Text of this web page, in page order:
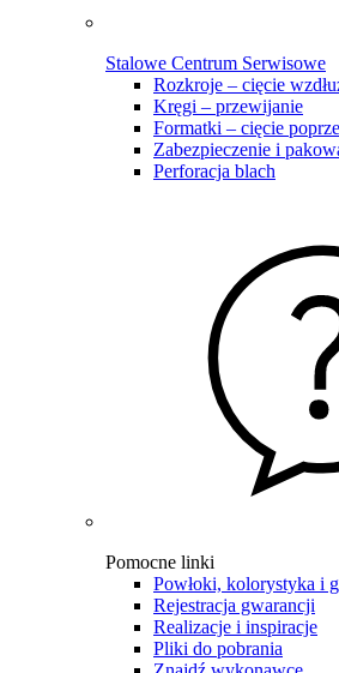
Stalowe Centrum Serwisowe
Rozkroje – cięcie
Kręgi – przewijanie
Formatki – cięcie
Zabezpieczenie i
Perforacja blach
Pomocne linki
Powłoki, kolorystyka i
Rejestracja gwarancji
Realizacje i inspiracje
Pliki do pobrania